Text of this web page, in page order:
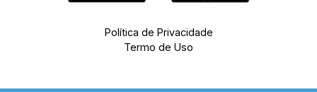
Política de Privacidade
Termo de Uso